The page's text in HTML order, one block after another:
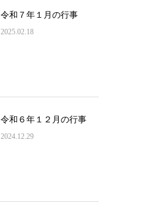
令和７年１月の行事
2025.02.18
令和６年１２月の行事
2024.12.29